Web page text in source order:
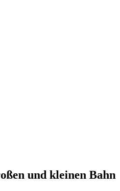
und kleinen Bahn